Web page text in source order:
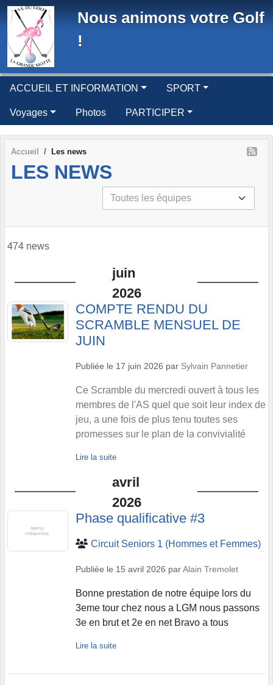
Nous animons votre Golf
!
ACCUEIL ET INFORMATION SPORT
Voyages Photos PARTICIPER
Accueil Les news
LES NEWS
474 news
juin
2026
COMPTE RENDU DU
SCRAMBLE MENSUEL DE
JUIN
Publiée le 17 juin 2026 par Sylvain Pannetier
Ce Scramble du mercredi ouvert à tous les
membres de l'AS quel que soit leur index de
jeu, a une fois de plus tenu toutes ses
promesses sur le plan de la convivialité
Lire la suite
avril
2026
Phase qualificative #3
Circuit Seniors 1 (Hommes et Femmes)
Publiée le 15 avril 2026 parAlain Tremolet
Bonne prestation de notre équipe lors du
3eme tour chez nous a LGM nous passons
3e en brut et 2e en net Bravo a tous
Lire la suite
Panneau de gestion des cookies